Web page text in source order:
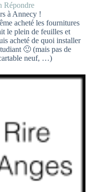
Répondre
à Annecy !
acheté les fournitures
le plein de feuilles et
acheté de quoi installer
🙂 (mais pas de
neuf, …)